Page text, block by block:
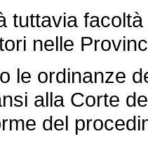
facoltà
nelle
ordinanze
alla Corte
del